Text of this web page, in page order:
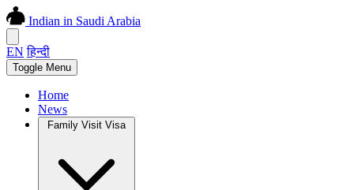
Indian in Saudi Arabia
EN हिन्दी
Toggle Menu
Home
News
Family Visit Visa